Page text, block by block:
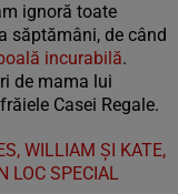
ignoră toate
săptămâni, de când
incurabilă.
de mama lui
Casei Regale.
WILLIAM ȘI KATE,
LOC SPECIAL